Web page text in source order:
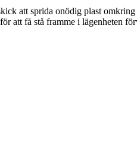
att sprida onödig plast omkring
att få stå framme i lägenheten